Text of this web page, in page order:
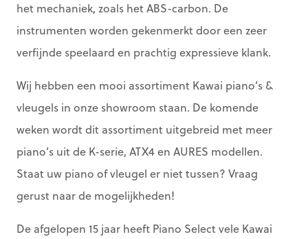
het mechaniek, zoals het ABS-carbon. De
instrumenten worden gekenmerkt door een zeer
verfijnde speelaard en prachtig expressieve klank.
Wij hebben een mooi assortiment Kawai piano’s &
vleugels in onze showroom staan. De komende
weken wordt dit assortiment uitgebreid met meer
piano’s uit de K-serie, ATX4 en AURES modellen.
Staat uw piano of vleugel er niet tussen? Vraag
gerust naar de mogelijkheden!
De afgelopen 15 jaar heeft Piano Select vele Kawai